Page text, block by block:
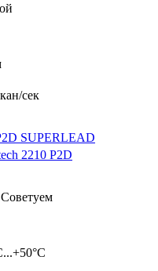
сек
SUPERLEAD
2210 P2D